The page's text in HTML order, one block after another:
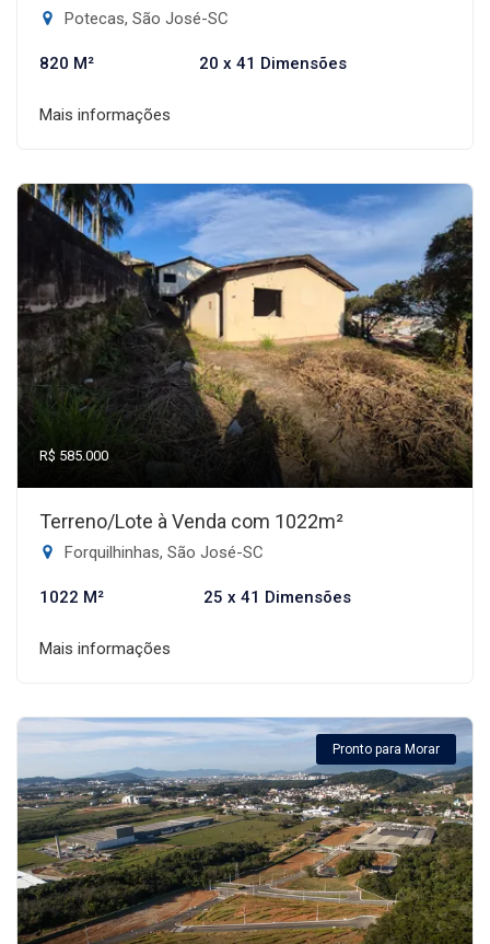
Potecas, São José-SC
820 M² 20 x 41 Dimensões
Mais informações
R$ 585.000
Terreno/Lote à Venda com 1022m²
Forquilhinhas, São José-SC
1022 M² 25 x 41 Dimensões
Mais informações
Pronto para Morar